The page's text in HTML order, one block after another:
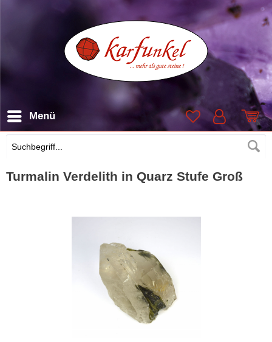
Suchen
Menü
Turmalin Verdelith in Quarz Stufe Groß